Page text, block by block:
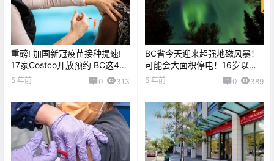
重磅! 加国新冠疫苗接种提速!
17家Costco开放预约 BC这4月
全民接种!
5 年前 0 313
BC省今天迎来超强地磁风暴！
可能会大面积停电！16岁以下
无权接种新冠疫苗？
5 年前 0 389